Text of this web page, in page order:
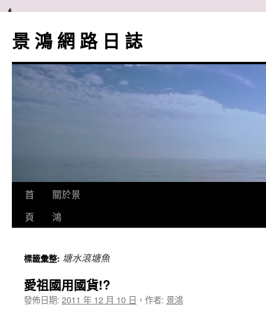
主
要
景 鴻 網 路 日 誌
首
頁
關於景
鴻
標籤彙整: 塘水滾塘魚
愛祖國用國貨!?
發佈日期: 2011 年 12 月 10 日 ， 作者: 景鴻